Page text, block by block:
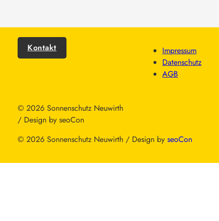
© 2026 Sonnenschutz Neuwirth / Design by seoCon
© 2026 Sonnenschutz Neuwirth
/ Design by seoCon
Kontakt
Impressum
Datenschutz
AGB